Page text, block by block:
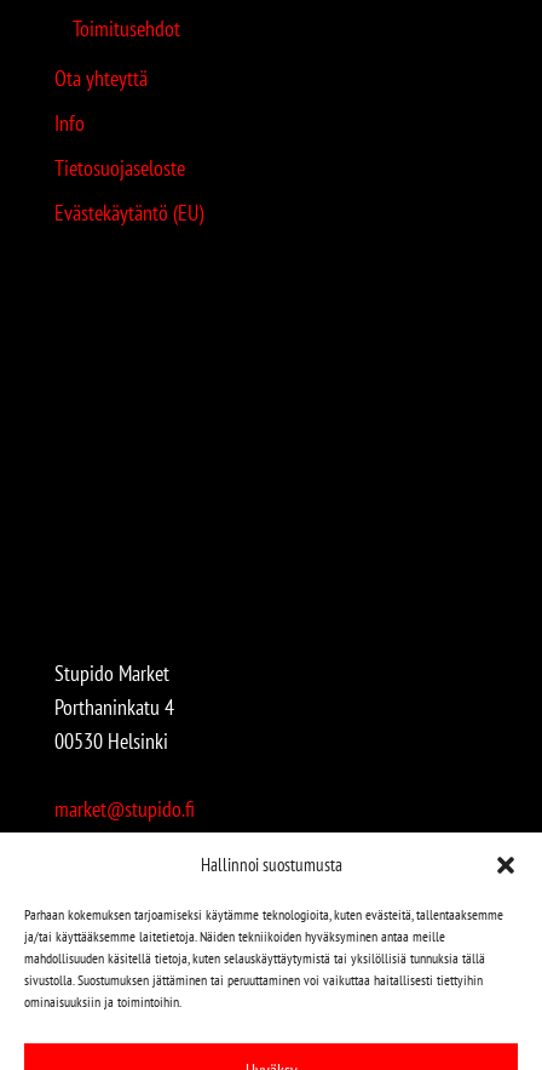
Hallinnoi suostumusta
Parhaan kokemuksen tarjoamiseksi käytämme teknologioita, kuten evästeitä, tallentaaksemme
ja/tai käyttääksemme laitetietoja. Näiden tekniikoiden hyväksyminen antaa meille
mahdollisuuden käsitellä tietoja, kuten selauskäyttäytymistä tai yksilöllisiä tunnuksia tällä
sivustolla. Suostumuksen jättäminen tai peruuttaminen voi vaikuttaa haitallisesti tiettyihin
ominaisuuksiin ja toimintoihin.
Toimitusehdot
Ota yhteyttä
Info
Tietosuojaseloste
Evästekäytäntö (EU)
Stupido Market
Porthaninkatu 4
00530 Helsinki
market@stupido.fi
Avoinna:
arkisin 12-18
lauantaisin 12-17
Stupido löytyy myös kivijalasta!